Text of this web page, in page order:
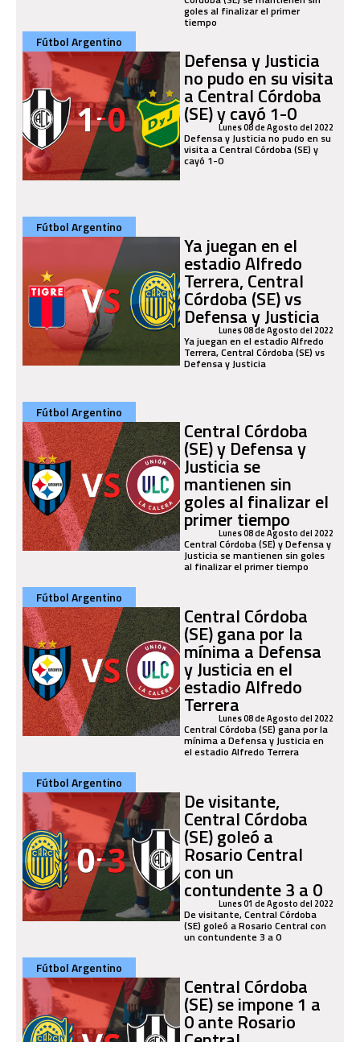
goles al finalizar el primer
tiempo
Fútbol Argentino
Defensa y Justicia
no pudo en su visita
a Central Córdoba
(SE) y cayó 1-0
Lunes 08 de Agosto del 2022
Defensa y Justicia no pudo en su
visita a Central Córdoba (SE) y
cayó 1-0
Fútbol Argentino
Ya juegan en el
estadio Alfredo
Terrera, Central
Córdoba (SE) vs
Defensa y Justicia
Lunes 08 de Agosto del 2022
Ya juegan en el estadio Alfredo
Terrera, Central Córdoba (SE) vs
Defensa y Justicia
Fútbol Argentino
Central Córdoba
(SE) y Defensa y
Justicia se
mantienen sin
goles al finalizar el
primer tiempo
Lunes 08 de Agosto del 2022
Central Córdoba (SE) y Defensa y
Justicia se mantienen sin goles
al finalizar el primer tiempo
Fútbol Argentino
Central Córdoba
(SE) gana por la
mínima a Defensa
y Justicia en el
estadio Alfredo
TerreraLunes 08 de Agosto del 2022
Central Córdoba (SE) gana por la
mínima a Defensa y Justicia en
el estadio Alfredo Terrera
Fútbol Argentino
De visitante,
Central Córdoba
(SE) goleó a
Rosario Central
con un
contundente 3 a 0
Lunes 01 de Agosto del 2022
De visitante, Central Córdoba
(SE) goleó a Rosario Central con
un contundente 3 a 0
Fútbol Argentino
Central Córdoba
(SE) se impone 1 a
0 ante Rosario